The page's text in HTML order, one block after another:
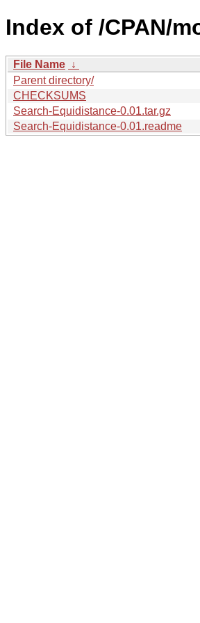
Index of /CPAN/
File Name ↓
Parent directory/
CHECKSUMS
Search-Equidistance-0.01.tar.gz
Search-Equidistance-0.01.readme